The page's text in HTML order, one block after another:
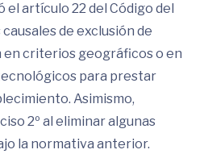
el artículo 22 del Código del
de exclusión de
en criterios geográficos o en
para prestar
Asimismo,
2º al eliminar algunas
la normativa anterior.